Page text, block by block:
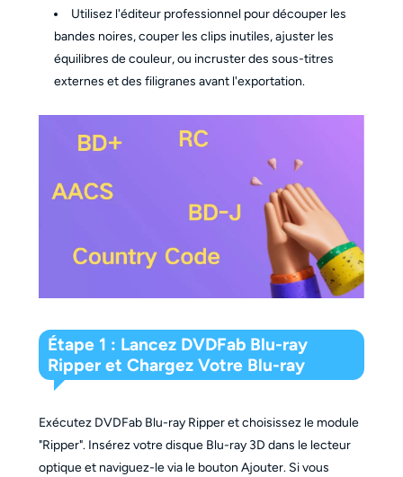
Utilisez l'éditeur professionnel pour découper les
bandes noires, couper les clips inutiles, ajuster les
équilibres de couleur, ou incruster des sous-titres
externes et des filigranes avant l'exportation.
Étape 1 : Lancez DVDFab Blu-ray
Ripper et Chargez Votre Blu-ray
Exécutez DVDFab Blu-ray Ripper et choisissez le module
"Ripper". Insérez votre disque Blu-ray 3D dans le lecteur
optique et naviguez-le via le bouton Ajouter. Si vous